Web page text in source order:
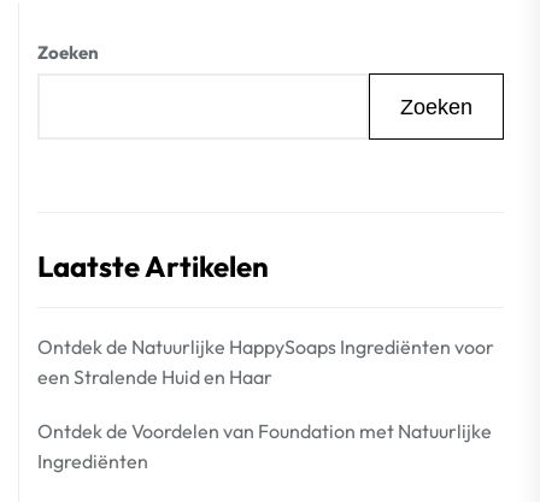
Zoeken
Zoeken
Laatste Artikelen
Ontdek de Natuurlijke HappySoaps Ingrediënten voor
een Stralende Huid en Haar
Ontdek de Voordelen van Foundation met Natuurlijke
Ingrediënten